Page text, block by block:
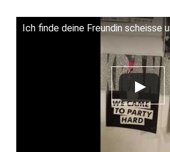
Ich finde deine Freundin scheisse